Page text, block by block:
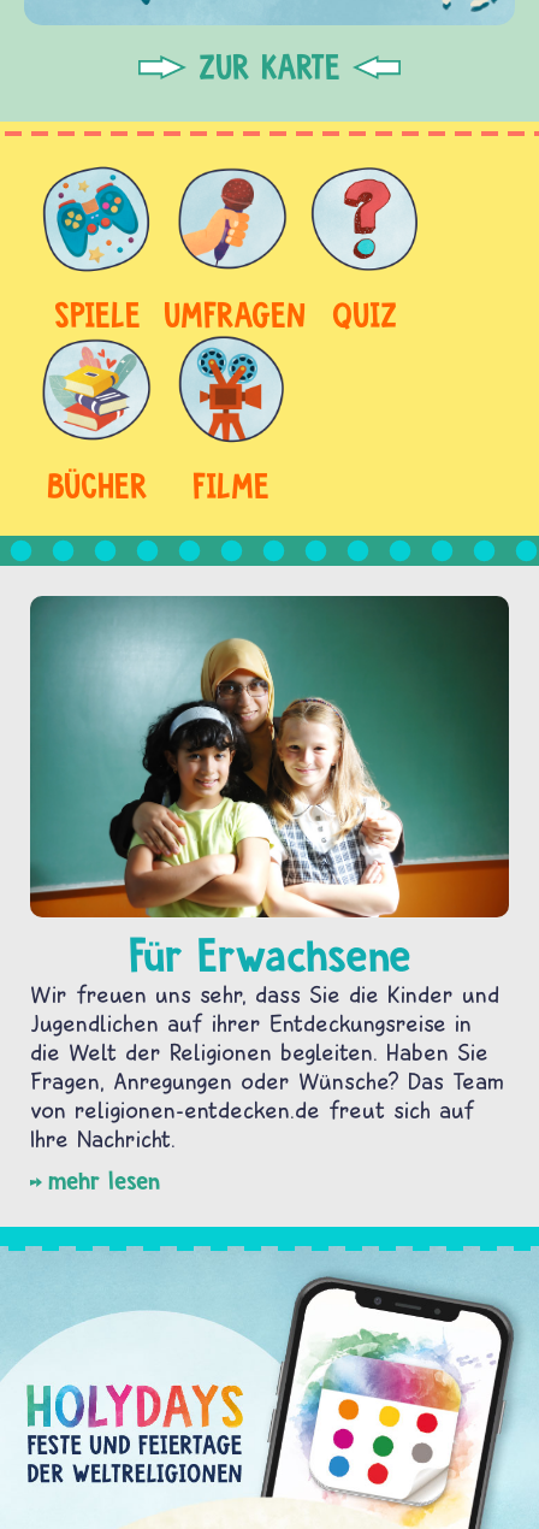
ZUR KARTE
SPIELE UMFRAGEN QUIZ
BÜCHER FILME
Für Erwachsene
Wir freuen uns sehr, dass Sie die Kinder und
Jugendlichen auf ihrer Entdeckungsreise in
die Welt der Religionen begleiten. Haben Sie
Fragen, Anregungen oder Wünsche? Das Team
von religionen-entdecken.de freut sich auf
Ihre Nachricht.
mehr lesen